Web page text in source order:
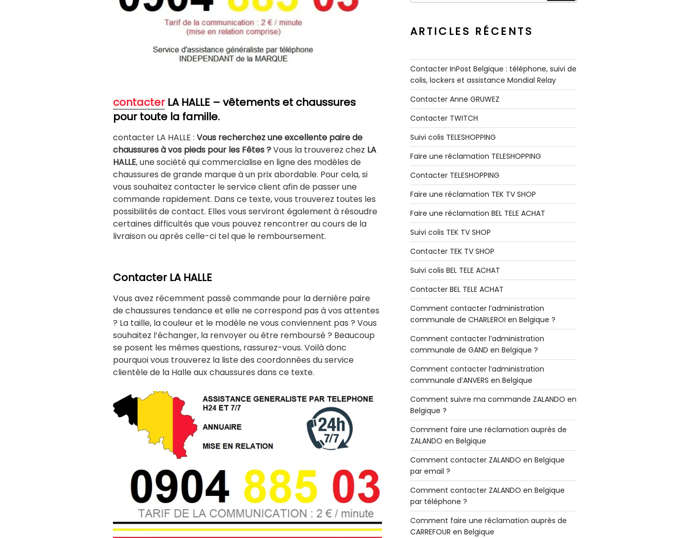
contacterLA HALLE – vêtements et chaussures
pour toute la famille.
contacter LA HALLE : Vous recherchez une excellente paire de
chaussures à vos pieds pour les Fêtes ?Vous la trouverez chez LA
HALLE, une société qui commercialise en ligne des modèles de
chaussures de grande marque à un prix abordable. Pour cela, si
vous souhaitez contacter le service client afin de passer une
commande rapidement. Dans ce texte, vous trouverez toutes les
possibilités de contact. Elles vous serviront également à résoudre
certaines difficultés que vous pouvez rencontrer au cours de la
livraison ou après celle-ci tel que le remboursement.
Contacter LA HALLE
Vous avez récemment passé commande pour la dernière paire
de chaussures tendance et elle ne correspond pas à vos attentes
? La taille, la couleur et le modèle ne vous conviennent pas ? Vous
souhaitez l’échanger, la renvoyer ou être remboursé ? Beaucoup
se posent les mêmes questions, rassurez-vous. Voilà donc
pourquoi vous trouverez la liste des coordonnées du service
clientèle de la Halle aux chaussures dans ce texte.
:
ARTICLES RÉCENTS
Contacter InPost Belgique : téléphone, suivi de
colis, lockers et assistance Mondial Relay
Contacter Anne GRUWEZ
Contacter TWITCH
Suivi colis TELESHOPPING
Faire une réclamation TELESHOPPING
Contacter TELESHOPPING
Faire une réclamation TEK TV SHOP
Faire une réclamation BEL TELE ACHAT
Suivi colis TEK TV SHOP
Contacter TEK TV SHOP
Suivi colis BEL TELE ACHAT
Contacter BEL TELE ACHAT
Comment contacter l’administration
communale de CHARLEROI en Belgique ?
Comment contacter l’administration
communale de GAND en Belgique ?
Comment contacter l’administration
communale d’ANVERS en Belgique
Comment suivre ma commande ZALANDO en
Belgique ?
Comment faire une réclamation auprès de
ZALANDO en Belgique
Comment contacter ZALANDO en Belgique
par email ?
Comment contacter ZALANDO en Belgique
par téléphone ?
Comment faire une réclamation auprès de
CARREFOUR en Belgique